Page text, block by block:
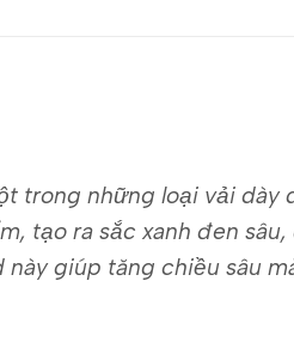
trong những loại vải dày
tạo ra sắc xanh đen sâu,
giúp tăng chiều sâu